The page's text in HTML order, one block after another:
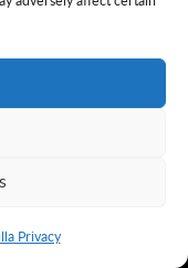
Privacy